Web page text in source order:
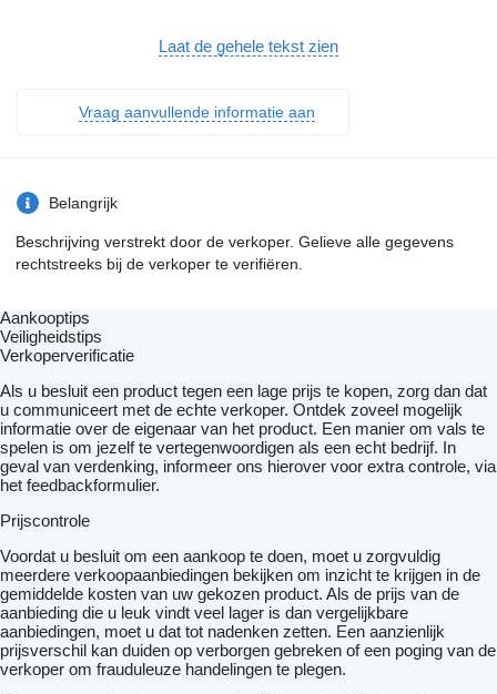
- Radio Bluetooth
- Slaapplaats
- Sper
- Spoilerset
- Spraakbediening
- Standkachel
- USB aansluiting
- Versterkte motorrem
- Verwarming
= Bijzonderheden =
Opbouw
Schotelhoogte: 112 cm
Mercedes Benz Actros 1939
KM. stand: 212.719 km !!!
Euro6
Automaat
Slaapcabine
Airco
Climate control
Standkachel
Sper
Houtinleg dashbord
Full spoiler
Laat de gehele tekst zien
Vraag aanvullende informatie aan
Belangrijk
Beschrijving verstrekt door de verkoper. Gelieve alle gegevens
rechtstreeks bij de verkoper te verifiëren.
Aankooptips
Veiligheidstips
Verkoperverificatie
Als u besluit een product tegen een lage prijs te kopen, zorg dan dat
u communiceert met de echte verkoper. Ontdek zoveel mogelijk
informatie over de eigenaar van het product. Een manier om vals te
spelen is om jezelf te vertegenwoordigen als een echt bedrijf. In
geval van verdenking, informeer ons hierover voor extra controle, via
het feedbackformulier.
Prijscontrole
Voordat u besluit om een ​​aankoop te doen, moet u zorgvuldig
meerdere verkoopaanbiedingen bekijken om inzicht te krijgen in de
gemiddelde kosten van uw gekozen product. Als de prijs van de
aanbieding die u leuk vindt veel lager is dan vergelijkbare
aanbiedingen, moet u dat tot nadenken zetten. Een aanzienlijk
prijsverschil kan duiden op verborgen gebreken of een poging van de
verkoper om frauduleuze handelingen te plegen.